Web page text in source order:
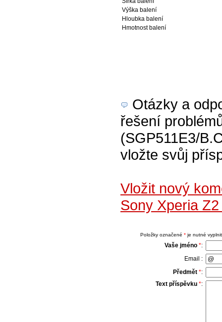
Výška balení
Hloubka balení
Hmotnost balení
Otázky a
řešení
(SGP511E3/
vložte svůj
Vložit nový
Sony Xperia
Položky označené *je nutné
Vaše jméno *:
Email :
Předmět *:
Text příspěvku *: